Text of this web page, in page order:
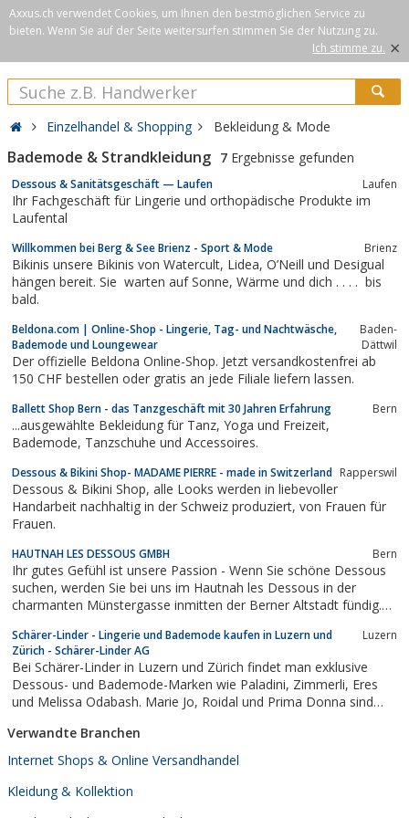
Axxus.ch verwendet Cookies, um Ihnen den bestmöglichen Service zu
bieten. Wenn Sie auf der Seite weitersurfen stimmen Sie der Nutzung zu.
Ich stimme zu. ×
Einzelhandel & Shopping Bekleidung & Mode
Bademode & Strandkleidung 7 Ergebnisse gefunden
Dessous & Sanitätsgeschäft — Laufen Laufen
Ihr Fachgeschäft für Lingerie und orthopädische Produkte im
Laufental
Willkommen bei Berg & See Brienz - Sport & Mode Brienz
Bikinis unsere Bikinis von Watercult, Lidea, O’Neill und Desigual
hängen bereit. Sie warten auf Sonne, Wärme und dich . . . . bis
bald.
Beldona.com | Online-Shop - Lingerie, Tag- und Nachtwäsche,
Bademode und Loungewear
Baden-
Dättwil
Der offizielle Beldona Online-Shop. Jetzt versandkostenfrei ab
150 CHF bestellen oder gratis an jede Filiale liefern lassen.
Ballett Shop Bern - das Tanzgeschäft mit 30 Jahren Erfahrung Bern
...ausgewählte Bekleidung für Tanz, Yoga und Freizeit,
Bademode, Tanzschuhe und Accessoires.
Dessous & Bikini Shop- MADAME PIERRE - made in Switzerland Rapperswil
Dessous & Bikini Shop, alle Looks werden in liebevoller
Handarbeit nachhaltig in der Schweiz produziert, von Frauen für
Frauen.
HAUTNAH LES DESSOUS GMBH Bern
Ihr gutes Gefühl ist unsere Passion - Wenn Sie schöne Dessous
suchen, werden Sie bei uns im Hautnah les Dessous in der
charmanten Münstergasse inmitten der Berner Altstadt fündig.
Beratung sowie ein vielfältiges Markenangebot machen den
Aufenthalt zu einem reinen Vergnügen.:...
Schärer-Linder - Lingerie und Bademode kaufen in Luzern und
Zürich - Schärer-Linder AG
Luzern
Bei Schärer-Linder in Luzern und Zürich findet man exklusive
Dessous- und Bademode-Marken wie Paladini, Zimmerli, Eres
und Melissa Odabash. Marie Jo, Roidal und Prima Donna sind
Verwandte Branchen
Internet Shops & Online Versandhandel
Kleidung & Kollektion